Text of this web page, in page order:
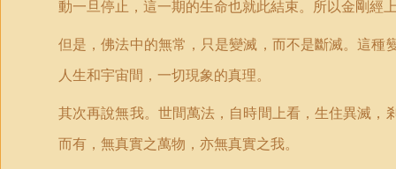
動一旦停止，這一期的生命也就此結束。所以金剛經
但是，佛法中的無常，只是變滅，而不是斷滅。這
人生和宇宙間，一切現象的真理。
其次再說無我。世間萬法，自時間上看，生住異滅
而有，無真實之萬物，亦無真實之我。